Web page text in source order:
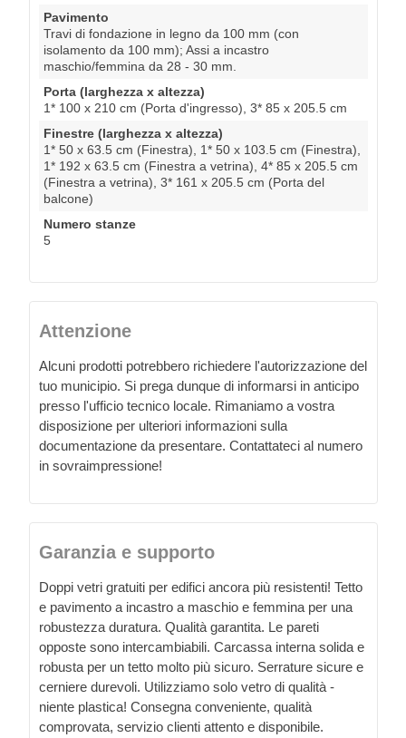
Pavimento
Travi di fondazione in legno da 100 mm (con
isolamento da 100 mm); Assi a incastro
maschio/femmina da 28 - 30 mm.
Porta (larghezza x altezza)
1* 100 x 210 cm (Porta d'ingresso), 3* 85 x 205.5 cm
Finestre (larghezza x altezza)
1* 50 x 63.5 cm (Finestra), 1* 50 x 103.5 cm (Finestra),
1* 192 x 63.5 cm (Finestra a vetrina), 4* 85 x 205.5 cm
(Finestra a vetrina), 3* 161 x 205.5 cm (Porta del
balcone)
Numero stanze
5
Attenzione
Alcuni prodotti potrebbero richiedere l'autorizzazione del
tuo municipio. Si prega dunque di informarsi in anticipo
presso l'ufficio tecnico locale. Rimaniamo a vostra
disposizione per ulteriori informazioni sulla
documentazione da presentare. Contattateci al numero
in sovraimpressione!
Garanzia e supporto
Doppi vetri gratuiti per edifici ancora più resistenti! Tetto
e pavimento a incastro a maschio e femmina per una
robustezza duratura. Qualità garantita. Le pareti
opposte sono intercambiabili. Carcassa interna solida e
robusta per un tetto molto più sicuro. Serrature sicure e
cerniere durevoli. Utilizziamo solo vetro di qualità -
niente plastica! Consegna conveniente, qualità
comprovata, servizio clienti attento e disponibile.